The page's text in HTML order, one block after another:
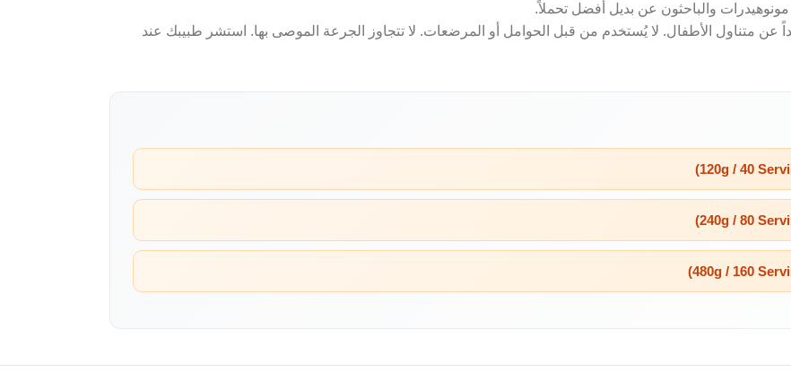
والباحثون عن بديل أفضل تحملاً.
متناول الأطفال. لا يُستخدم من قبل الحوامل أو المرضعات. لا تتجاوز الجرعة الموصى بها. استشر طبيبك عند